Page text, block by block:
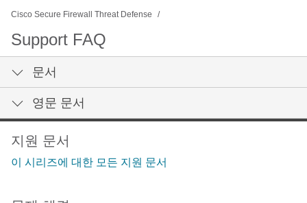
Cisco Secure Firewall Threat Defense
Support FAQ
문서
영문 문서
지원 문서
이 시리즈에 대한 모든 지원 문서